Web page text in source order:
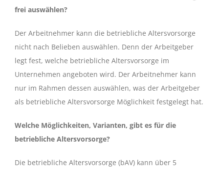
frei auswählen?
Der Arbeitnehmer kann die betriebliche Altersvorsorge
nicht nach Belieben auswählen. Denn der Arbeitgeber
legt fest, welche betriebliche Altersvorsorge im
Unternehmen angeboten wird. Der Arbeitnehmer kann
nur im Rahmen dessen auswählen, was der Arbeitgeber
als betriebliche Altersvorsorge Möglichkeit festgelegt hat.
Welche Möglichkeiten, Varianten, gibt es für die
betriebliche Altersvorsorge?
Die betriebliche Altersvorsorge (bAV) kann über 5